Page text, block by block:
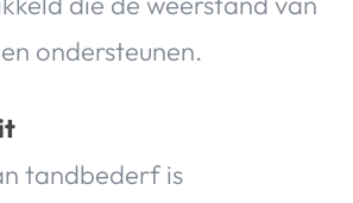
ondersteunen.
tandbederf is